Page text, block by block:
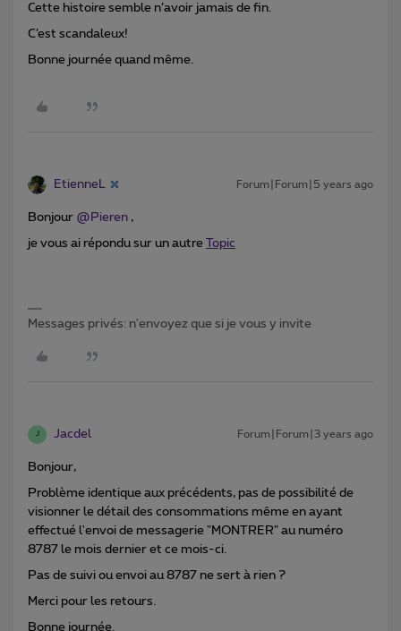
Cette histoire semble n’avoir jamais de fin.
C’est scandaleux!
Bonne journée quand même.
EtienneL Forum|Forum|5 years ago
Bonjour @Pieren ,
je vous ai répondu sur un autre Topic
Messages privés: n'envoyez que si je vous y invite
J Jacdel Forum|Forum|3 years ago
Bonjour,
Problème identique aux précédents, pas de possibilité de
visionner le détail des consommations même en ayant
effectué l'envoi de messagerie "MONTRER" au numéro
8787 le mois dernier et ce mois-ci.
Pas de suivi ou envoi au 8787 ne sert à rien ?
Merci pour les retours.
Bonne journée.